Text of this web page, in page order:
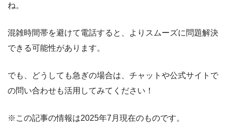
ね。
混雑時間帯を避けて電話すると、よりスムーズに問題解決
できる可能性があります。
でも、どうしても急ぎの場合は、チャットや公式サイトで
の問い合わせも活用してみてください！
※この記事の情報は2025年7月現在のものです。